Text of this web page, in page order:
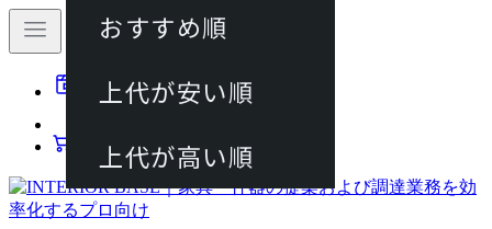
動画マニュアル
カート
おすすめ順
上代が安い順
上代が高い順